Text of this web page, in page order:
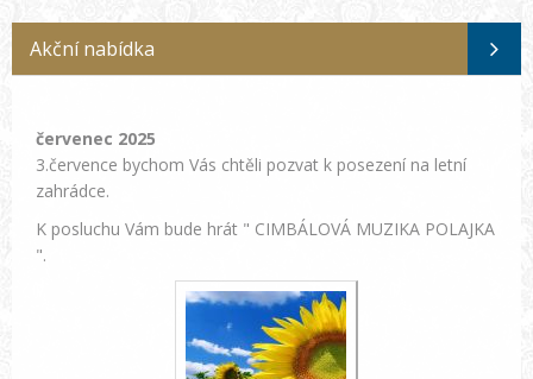
Akční nabídka
červenec 2025
3.července bychom Vás chtěli pozvat k posezení na letní
zahrádce.
K posluchu Vám bude hrát " CIMBÁLOVÁ MUZIKA POLAJKA
".